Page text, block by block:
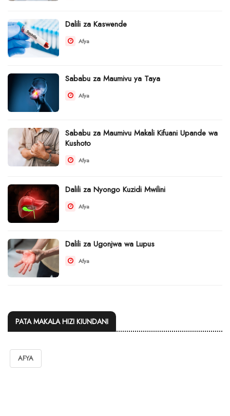
Dalili za Kaswende
Afya
Sababu za Maumivu ya Taya
Afya
Sababu za Maumivu Makali Kifuani Upande wa
Kushoto
Afya
Dalili za Nyongo Kuzidi Mwilini
Afya
Dalili za Ugonjwa wa Lupus
Afya
PATA MAKALA HIZI KIUNDANI
AFYA